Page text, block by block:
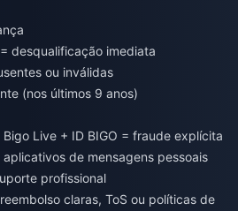
desqualificação imediata
ou inválidas
(nos últimos 9 anos)
Live + ID BIGO = fraude explícita
de mensagens pessoais
profissional
claras, ToS ou políticas de